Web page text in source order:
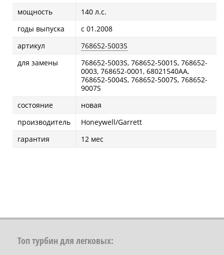
мощность
140 л.с.
годы выпуска
с 01.2008
артикул
768652-5003S
для замены
768652-5003S, 768652-5001S, 768652-
0003, 768652-0001, 68021540AA,
768652-5004S, 768652-5007S, 768652-
9007S
состояние
новая
производитель
Honeywell/Garrett
гарантия
12 мес
Топ турбин для легковых: